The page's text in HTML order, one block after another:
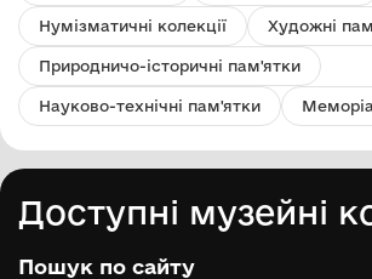
Нумізматичні колекції Художні
Природничо-історичні пам'ятки
Науково-технічні пам'ятки
Доступні музейні
Пошук по сайту